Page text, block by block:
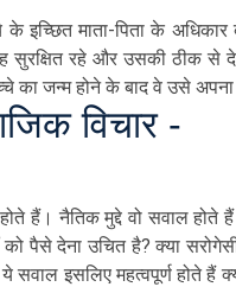
इच्छित माता-पिता के
सुरक्षित रहे और उसकी ठीक से
का जन्म होने के बाद वे उसे
विचार -
हैं। नैतिक मुद्दे वो सवाल
को पैसे देना उचित है? क्या
सवाल इसलिए महत्वपूर्ण होते हैं